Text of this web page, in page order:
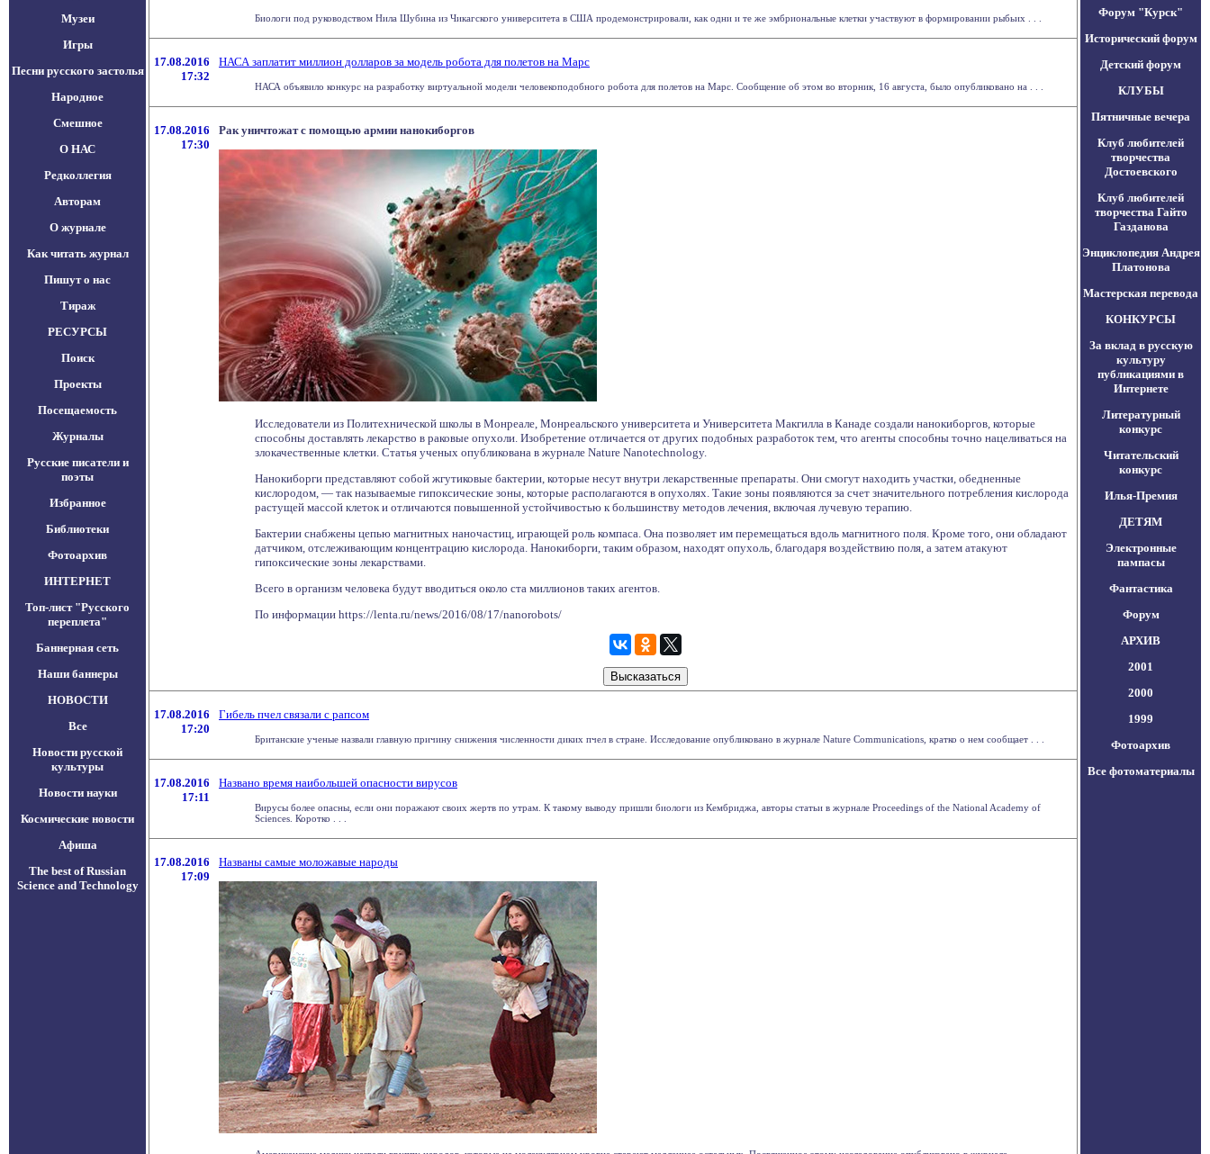
Музеи
Игры
Песни русского застолья
Народное
Смешное
О НАС
Редколлегия
Авторам
О журнале
Как читать журнал
Пишут о нас
Тираж
РЕСУРСЫ
Поиск
Проекты
Посещаемость
Журналы
Русские писатели и
поэты
Избранное
Библиотеки
Фотоархив
ИНТЕРНЕТ
Топ-лист "Русского
переплета"
Баннерная сеть
Наши баннеры
НОВОСТИ
Все
Новости русской
культуры
Новости науки
Космические новости
Афиша
The best of Russian
Science and Technology
Биологи под руководством Нила Шубина из Чикагского университета в США продемонстрировали, как одни и те же эмбриональные клетки участвуют в формировании рыбьих . . .
17.08.2016
17:32
НАСА заплатит миллион долларов за модель робота для полетов на Марс
НАСА объявило конкурс на разработку виртуальной модели человекоподобного робота для полетов на Марс. Сообщение об этом во вторник, 16 августа, было опубликовано на . . .
17.08.2016
17:30
Рак уничтожат с помощью армии нанокиборгов
Исследователи из Политехнической школы в Монреале, Монреальского университета и Университета Макгилла в Канаде создали нанокиборгов, которые
способны доставлять лекарство в раковые опухоли. Изобретение отличается от других подобных разработок тем, что агенты способны точно нацеливаться на
злокачественные клетки. Статья ученых опубликована в журнале Nature Nanotechnology.
Нанокиборги представляют собой жгутиковые бактерии, которые несут внутри лекарственные препараты. Они смогут находить участки, обедненные
кислородом, — так называемые гипоксические зоны, которые располагаются в опухолях. Такие зоны появляются за счет значительного потребления кислорода
растущей массой клеток и отличаются повышенной устойчивостью к большинству методов лечения, включая лучевую терапию.
Бактерии снабжены цепью магнитных наночастиц, играющей роль компаса. Она позволяет им перемещаться вдоль магнитного поля. Кроме того, они обладают
датчиком, отслеживающим концентрацию кислорода. Нанокиборги, таким образом, находят опухоль, благодаря воздействию поля, а затем атакуют
гипоксические зоны лекарствами.
Всего в организм человека будут вводиться около ста миллионов таких агентов.
По информации https://lenta.ru/news/2016/08/17/nanorobots/
17.08.2016
17:20
Гибель пчел связали с рапсом
Британские ученые назвали главную причину снижения численности диких пчел в стране. Исследование опубликовано в журнале Nature Communications, кратко о нем сообщает . . .
17.08.2016
17:11
Названо время наибольшей опасности вирусов
Вирусы более опасны, если они поражают своих жертв по утрам. К такому выводу пришли биологи из Кембриджа, авторы статьи в журнале Proceedings of the National Academy of
Sciences. Коротко . . .
17.08.2016
17:09
Названы самые моложавые народы
Форум "Курск"
Исторический форум
Детский форум
КЛУБЫ
Пятничные вечера
Клуб любителей
творчества
Достоевского
Клуб любителей
творчества Гайто
Газданова
Энциклопедия Андрея
Платонова
Мастерская перевода
КОНКУРСЫ
За вклад в русскую
культуру
публикациями в
Интернете
Литературный
конкурс
Читательский
конкурс
Илья-Премия
ДЕТЯМ
Электронные
пампасы
Фантастика
Форум
АРХИВ
2001
2000
1999
Фотоархив
Все фотоматериалы